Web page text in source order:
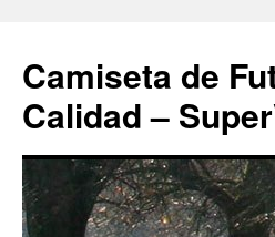
Camiseta de
Calidad –